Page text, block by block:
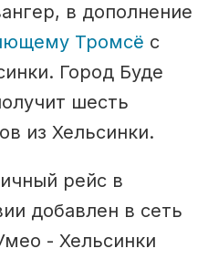
в дополнение
Тромсё с
Город Буде
шесть
из Хельсинки.
рейс в
добавлен в сеть
- Хельсинки